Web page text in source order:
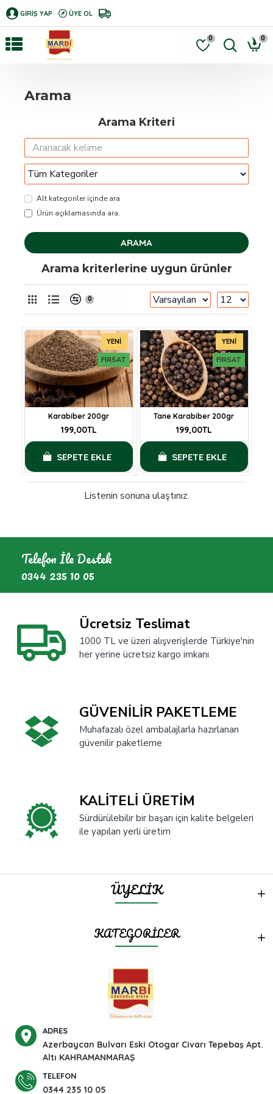
GIRIŞ YAP ÜYE OL
0 0
Arama
Arama Kriteri
Alt kategoriler içinde ara
Ürün açıklamasında ara.
ARAMA
Arama kriterlerine uygun ürünler
0
YENI
FIRSAT
Karabiber 200gr
199,00TL
SEPETE EKLE
YENI
FIRSAT
Tane Karabiber 200gr
199,00TL
SEPETE EKLE
Listenin sonuna ulaştınız.
Telefon İle Destek
0344 235 10 05
Ücretsiz Teslimat
1000 TL ve üzeri alışverişlerde Türkiye'nin
her yerine ücretsiz kargo imkanı
GÜVENİLİR PAKETLEME
Muhafazalı özel ambalajlarla hazırlanan
güvenilir paketleme
KALİTELİ ÜRETİM
Sürdürülebilir bir başarı için kalite belgeleri
ile yapılan yerli üretim
ÜYELİK
KATEGORİLER
ADRES
Azerbaycan Bulvarı Eski Otogar Civarı Tepebaş Apt.
Altı KAHRAMANMARAŞ
TELEFON
0344 235 10 05